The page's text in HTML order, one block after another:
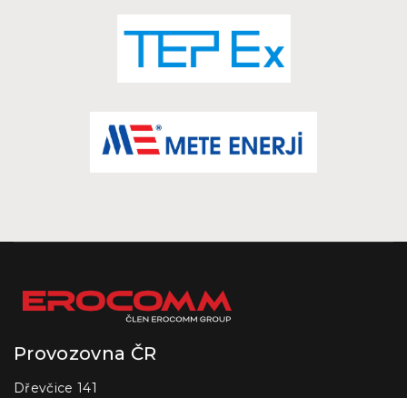
Provozovna ČR
Dřevčice 141